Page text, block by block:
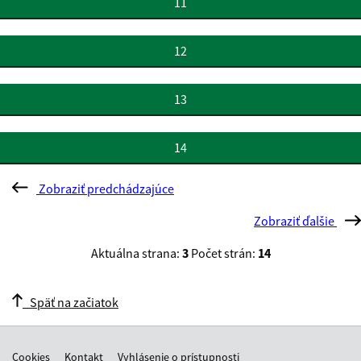
12
13
14
Zobraziť predchádzajúce
Zobraziť ďalšie
Aktuálna strana: 3Počet strán: 14
Späť na začiatok
Cookies Kontakt Vyhlásenie o prístupnosti